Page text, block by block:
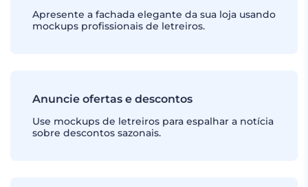
Apresente a fachada elegante da sua loja usando
mockups profissionais de letreiros.
Anuncie ofertas e descontos
Use mockups de letreiros para espalhar a notícia
sobre descontos sazonais.